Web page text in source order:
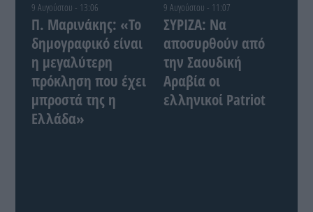
9 Αυγούστου - 13:06
Π. Μαρινάκης: «Το
δημογραφικό είναι
η μεγαλύτερη
πρόκληση που έχει
μπροστά της η
Ελλάδα»
9 Αυγούστου - 11:07
ΣΥΡΙΖΑ: Να
αποσυρθούν από
την Σαουδική
Αραβία οι
ελληνικοί Patriot